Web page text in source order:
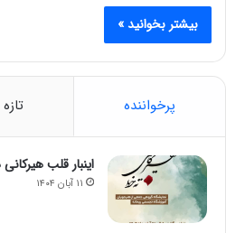
بیشتر بخوانید »
پرخواننده تازه
اینبار قلب
۱۱ آبان ۱۴۰۴